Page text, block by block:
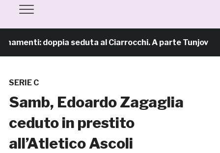
doppia seduta al Ciarrocchi. A parte Tunjov
SERIE C
Samb, Edoardo Zagaglia
ceduto in prestito
all’Atletico Ascoli